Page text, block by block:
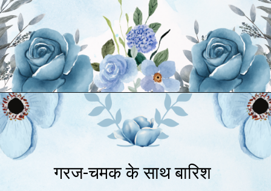
गरज-चमक के साथ बारिश